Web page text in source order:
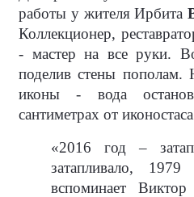
работы у жителя Ирбита
Коллекционер,
- мастер на все руки.
поделив стены пополам.
иконы - вода
сантиметрах от
«2016 год –
затапливало,
вспоминает